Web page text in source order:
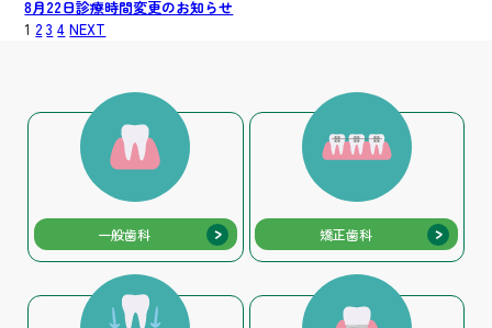
8月22日診療時間変更のお知らせ
投
ー
1 2 3 4 NEXT
一般歯科 矯正歯科